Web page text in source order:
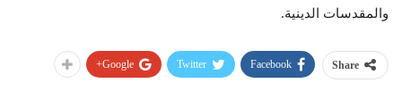
والمقدسات الدينية.
Share
Facebook
Twitter
Google+